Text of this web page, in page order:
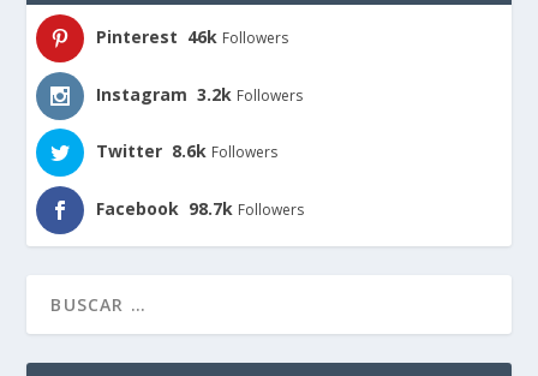
Pinterest 46k Followers
Instagram 3.2k Followers
Twitter 8.6k Followers
Facebook 98.7k Followers